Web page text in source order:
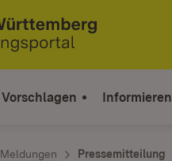
Vorschlagen Informieren
Meldungen Pressemitteilung